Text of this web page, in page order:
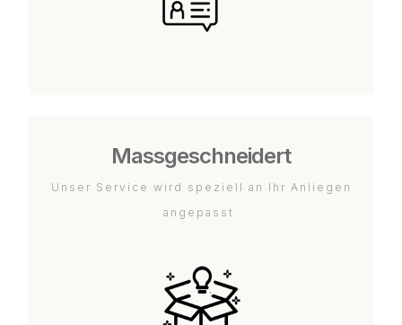
Massgeschneidert
Unser Service wird speziell an Ihr Anliegen
angepasst.